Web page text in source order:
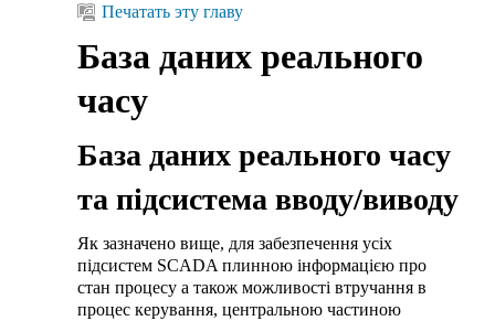
Печатать эту главу
База даних реального
часу
База даних реального часу
та підсистема вводу/виводу
Як зазначено вище, для забезпечення усіх
підсистем SCADA плинною інформацією про
стан процесу а також можливості втручання в
процес керування, центральною частиною